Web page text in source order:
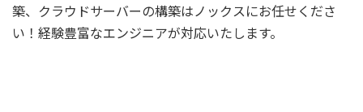
築、クラウドサーバーの構築はノックスにお任せくださ
い！経験豊富なエンジニアが対応いたします。